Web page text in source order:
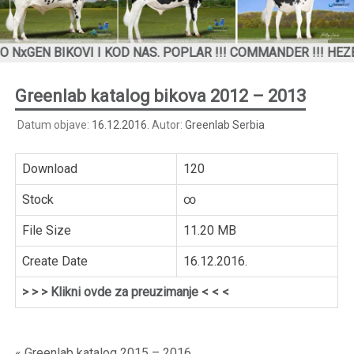
NxGEN BIKOVI I KOD NAS. POPLAR !!! COMMANDER !!!
Greenlab katalog bikova 2012 – 2013
Datum objave: 16.12.2016. Autor: Greenlab Serbia
Download 120
Stock ∞
File Size 11.20 MB
Create Date 16.12.2016.
> > > Klikni ovde za preuzimanje < < <